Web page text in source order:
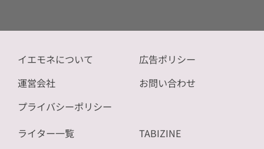
イエモネについて
運営会社
プライバシーポリシー
広告ポリシー
お問い合わせ
ライター一覧 TABIZINE